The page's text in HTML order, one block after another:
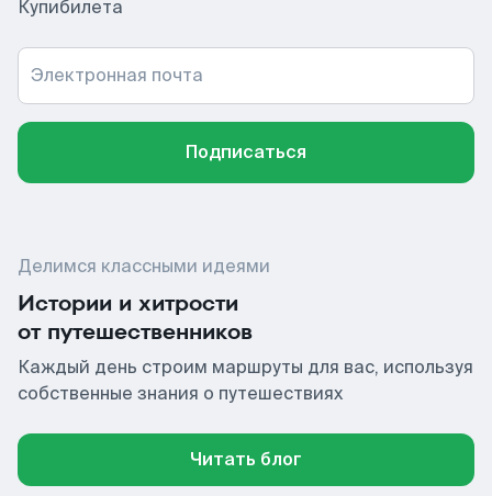
Купибилета
Электронная почта
Подписаться
Делимся классными идеями
Истории и хитрости
от путешественников
Каждый день строим маршруты для вас, используя
собственные знания о путешествиях
Читать блог